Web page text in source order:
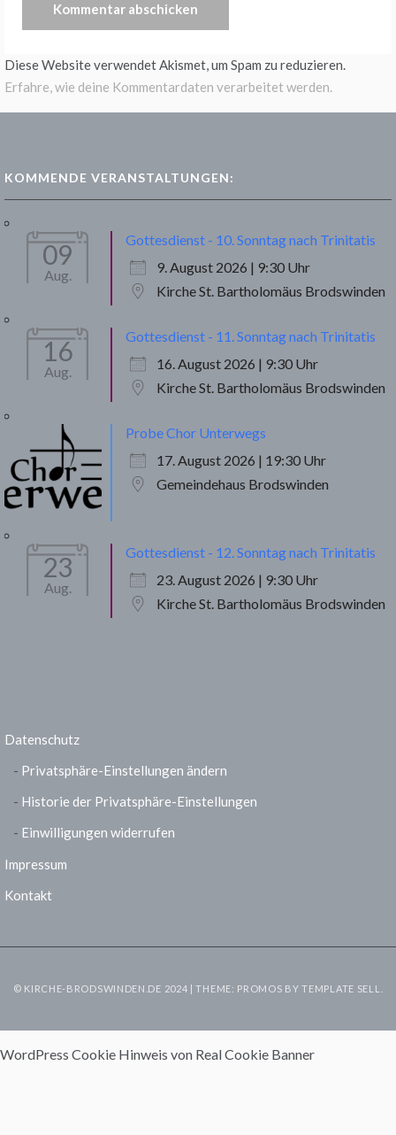
Diese Website verwendet Akismet, um Spam zu reduzieren.
Erfahre, wie deine Kommentardaten verarbeitet werden.
KOMMENDE VERANSTALTUNGEN:
09
Aug.
Gottesdienst - 10. Sonntag nach Trinitatis
9. August 2026 | 9:30 Uhr
Kirche St. Bartholomäus Brodswinden
16
Aug.
Gottesdienst - 11. Sonntag nach Trinitatis
16. August 2026 | 9:30 Uhr
Kirche St. Bartholomäus Brodswinden
Probe Chor Unterwegs
17. August 2026 | 19:30 Uhr
Gemeindehaus Brodswinden
23
Aug.
Gottesdienst - 12. Sonntag nach Trinitatis
23. August 2026 | 9:30 Uhr
Kirche St. Bartholomäus Brodswinden
Datenschutz
Privatsphäre-Einstellungen ändern
Historie der Privatsphäre-Einstellungen
Einwilligungen widerrufen
Impressum
Kontakt
© KIRCHE-BRODSWINDEN.DE 2024 | THEME: PROMOS BYTEMPLATE SELL
WordPress Cookie Hinweis von Real Cookie Banner